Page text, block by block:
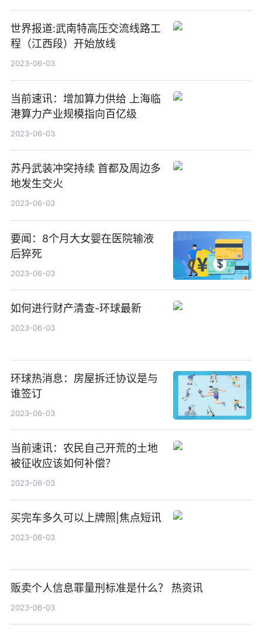
世界报道:武南特高压交流线路工
程（江西段）开始放线
2023-06-03
当前速讯：增加算力供给 上海临
港算力产业规模指向百亿级
2023-06-03
苏丹武装冲突持续 首都及周边多
地发生交火
2023-06-03
要闻：8个月大女婴在医院输液
后猝死
2023-06-03
如何进行财产清查-环球最新
2023-06-03
环球热消息：房屋拆迁协议是与
谁签订
2023-06-03
当前速讯：农民自己开荒的土地
被征收应该如何补偿？
2023-06-03
买完车多久可以上牌照|焦点短讯
2023-06-03
贩卖个人信息罪量刑标准是什么？ 热资讯
2023-06-03